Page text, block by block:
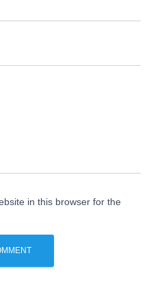
in this browser for the